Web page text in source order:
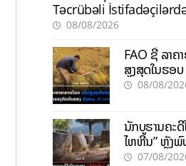
Təcrübəli
08/08/2026
FAO ຊີ້ ລາຄ
ສູງສຸດໃນຮອ
ກົດດັນຂອງສົງ
08/08/
ນັກບູຮານຄະ
ໄຫຫີນ” ຫຼັງພົ
ຄົນໃນຫີນຍັກ
07/08/